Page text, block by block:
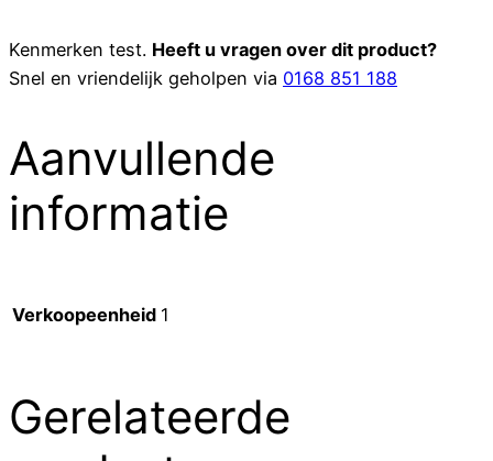
Kenmerken test. Heeft u vragen over dit product?
Snel en vriendelijk geholpen via 0168 851 188
Aanvullende
informatie
Verkoopeenheid 1
Gerelateerde